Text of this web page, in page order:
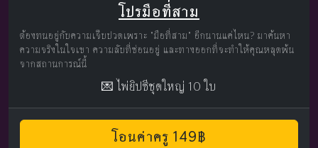
โปรมือที่สาม
ต้องทนอยู่กับความเจ็บปวดเพราะ "มือที่สาม" อีกนานแค่ไหน? มาค้นหา
ความจริงในใจเขา ความลับที่ซ่อนอยู่ และทางออกที่จะทำให้คุณหลุดพ้น
จากสถานการณ์นี้
💌 ไพ่ยิปซีชุดใหญ่ 10 ใบ
โอนค่าครู 149฿